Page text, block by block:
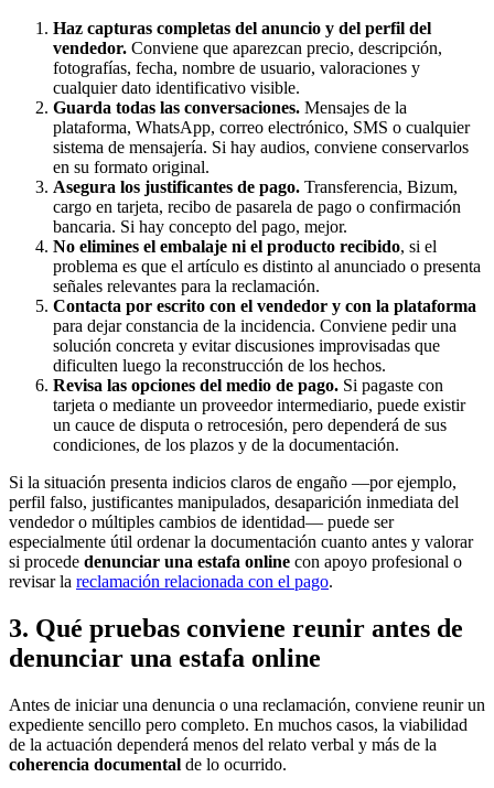
Haz capturas completas del anuncio y del perfil del
vendedor. Conviene que aparezcan precio, descripción,
fotografías, fecha, nombre de usuario, valoraciones y
cualquier dato identificativo visible.
Guarda todas las conversaciones. Mensajes de la
plataforma, WhatsApp, correo electrónico, SMS o cualquier
sistema de mensajería. Si hay audios, conviene conservarlos
en su formato original.
Asegura los justificantes de pago. Transferencia, Bizum,
cargo en tarjeta, recibo de pasarela de pago o confirmación
bancaria. Si hay concepto del pago, mejor.
No elimines el embalaje ni el producto recibido, si el
problema es que el artículo es distinto al anunciado o presenta
señales relevantes para la reclamación.
Contacta por escrito con el vendedor y con la plataforma
para dejar constancia de la incidencia. Conviene pedir una
solución concreta y evitar discusiones improvisadas que
dificulten luego la reconstrucción de los hechos.
Revisa las opciones del medio de pago. Si pagaste con
tarjeta o mediante un proveedor intermediario, puede existir
un cauce de disputa o retrocesión, pero dependerá de sus
condiciones, de los plazos y de la documentación.
Si la situación presenta indicios claros de engaño —por ejemplo,
perfil falso, justificantes manipulados, desaparición inmediata del
vendedor o múltiples cambios de identidad— puede ser
especialmente útil ordenar la documentación cuanto antes y valorar
si procede denunciar una estafa online con apoyo profesional o
revisar la reclamación relacionada con el pago.
3. Qué pruebas conviene reunir antes de
denunciar una estafa online
Antes de iniciar una denuncia o una reclamación, conviene reunir un
expediente sencillo pero completo. En muchos casos, la viabilidad
de la actuación dependerá menos del relato verbal y más de la
coherencia documental de lo ocurrido.